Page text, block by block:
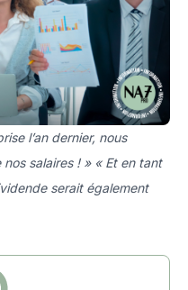
l’an dernier, nous
salaires ! » « Et en tant
serait également